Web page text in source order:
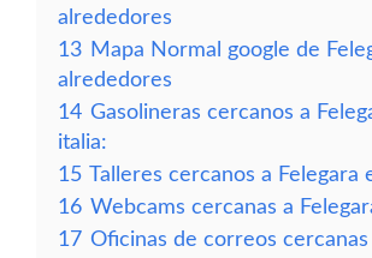
alrededores
13 Mapa Normal google de
alrededores
14 Gasolineras cercanos a
italia:
15 Talleres cercanos a Felegara
16 Webcams cercanas a
17 Oficinas de correos cercanas